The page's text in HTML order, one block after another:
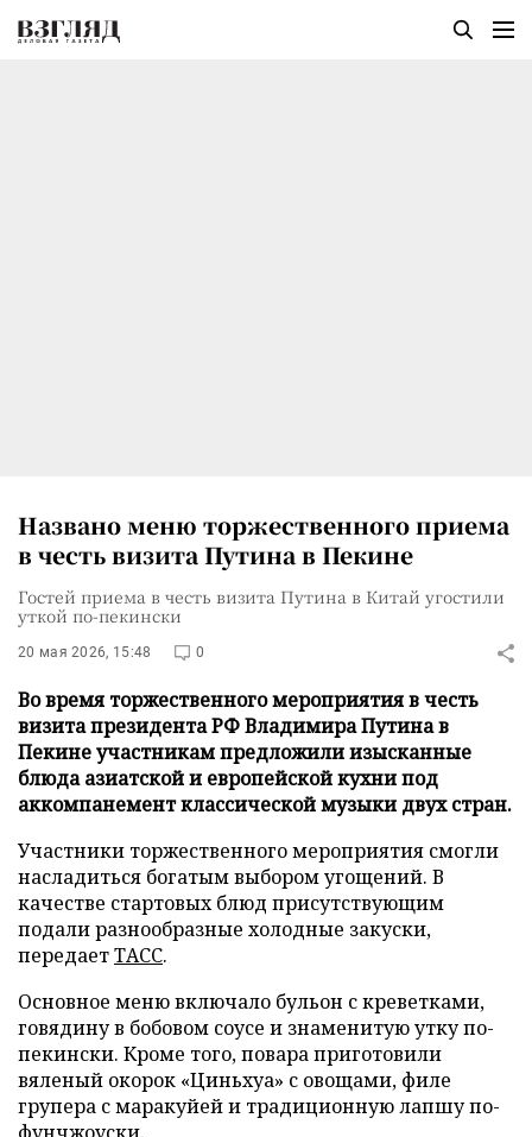
Названо меню торжественного приема
в честь визита Путина в Пекине
Гостей приема в честь визита Путина в Китай угостили
уткой по-пекински
20 мая 2026, 15:48 0
Во время торжественного мероприятия в честь
визита президента РФ Владимира Путина в
Пекине участникам предложили изысканные
блюда азиатской и европейской кухни под
аккомпанемент классической музыки двух стран.
Участники торжественного мероприятия смогли
насладиться богатым выбором угощений. В
качестве стартовых блюд присутствующим
подали разнообразные холодные закуски,
передаетТАСС.
Основное меню включало бульон с креветками,
говядину в бобовом соусе и знаменитую утку по-
пекински. Кроме того, повара приготовили
вяленый окорок «Циньхуа» с овощами, филе
групера с маракуйей и традиционную лапшу по-